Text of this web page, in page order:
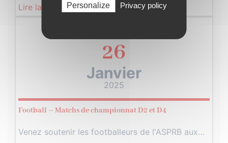
Lire la suite
26
Janvier
2025
Football – Matchs de championnat D2 et D4
Venez soutenir les footballeurs de l'ASPRB aux…
Personalize Privacy policy